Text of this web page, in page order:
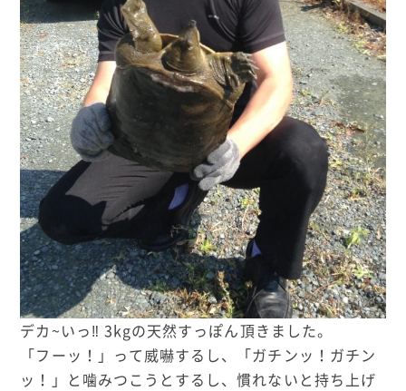
デカ~いっ‼︎ 3kgの天然すっぽん頂きました。
「フーッ！」って威嚇するし、「ガチンッ！ガチン
ッ！」と噛みつこうとするし、慣れないと持ち上げ